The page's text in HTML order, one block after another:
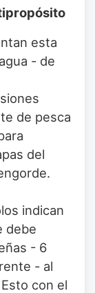
esta
- de
de pesca
del
indican
debe
- 6
- al
con el